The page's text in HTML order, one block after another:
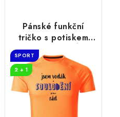
Pánské funkční
tričko s potiskem
SOULODĚNÍ
SPORT
2 + 1